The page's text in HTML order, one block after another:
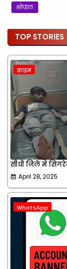
भोपाल
TOP STORIES
क्राइम
सीधी जिले में
April 28, 2025
WhatsApp